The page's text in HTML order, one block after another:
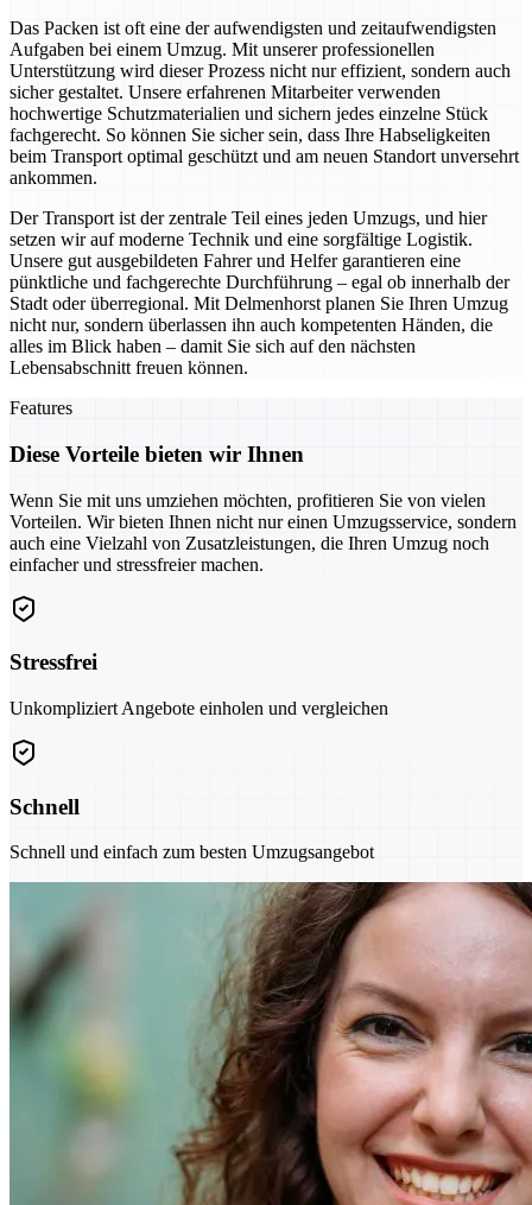
Das Packen ist oft eine der aufwendigsten und zeitaufwendigsten
Aufgaben bei einem Umzug. Mit unserer professionellen
Unterstützung wird dieser Prozess nicht nur effizient, sondern auch
sicher gestaltet. Unsere erfahrenen Mitarbeiter verwenden
hochwertige Schutzmaterialien und sichern jedes einzelne Stück
fachgerecht. So können Sie sicher sein, dass Ihre Habseligkeiten
beim Transport optimal geschützt und am neuen Standort unversehrt
ankommen.
Der Transport ist der zentrale Teil eines jeden Umzugs, und hier
setzen wir auf moderne Technik und eine sorgfältige Logistik.
Unsere gut ausgebildeten Fahrer und Helfer garantieren eine
pünktliche und fachgerechte Durchführung – egal ob innerhalb der
Stadt oder überregional. Mit Delmenhorst planen Sie Ihren Umzug
nicht nur, sondern überlassen ihn auch kompetenten Händen, die
alles im Blick haben – damit Sie sich auf den nächsten
Lebensabschnitt freuen können.
Features
Diese Vorteile bieten wir Ihnen
Wenn Sie mit uns umziehen möchten, profitieren Sie von vielen
Vorteilen. Wir bieten Ihnen nicht nur einen Umzugsservice, sondern
auch eine Vielzahl von Zusatzleistungen, die Ihren Umzug noch
einfacher und stressfreier machen.
Stressfrei
Unkompliziert Angebote einholen und vergleichen
Schnell
Schnell und einfach zum besten Umzugsangebot